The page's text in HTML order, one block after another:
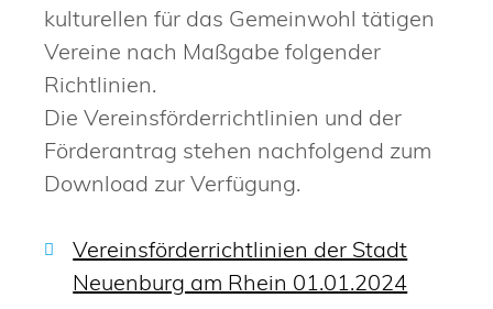
kulturellen für das Gemeinwohl tätigen
Vereine nach Maßgabe folgender
Richtlinien.
Die Vereinsförderrichtlinien und der
Förderantrag stehen nachfolgend zum
Download zur Verfügung.
Vereinsförderrichtlinien der Stadt
Neuenburg am Rhein 01.01.2024